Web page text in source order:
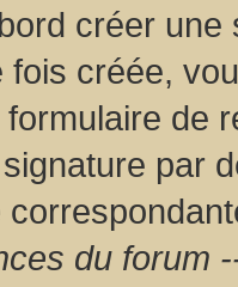
créer
fois créée,
de
par
du forum